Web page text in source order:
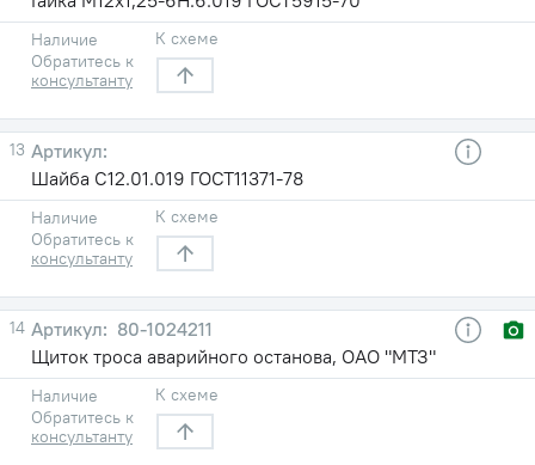
Наличие
Обратитесь к
консультанту
К схеме
13
Шайба С12.01.019 ГОСТ11371-78
Наличие
Обратитесь к
консультанту
К схеме
14
80-1024211
Щиток троса аварийного останова, ОАО "МТЗ"
Наличие
Обратитесь к
консультанту
К схеме